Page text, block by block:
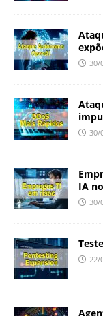
30/
30/
IA
30/
22/